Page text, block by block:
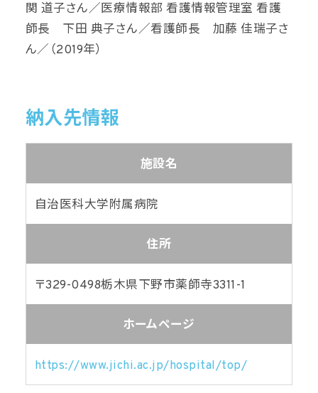
関 道子さん／医療情報部 看護情報管理室 看護
師長 下田 典子さん／看護師長 加藤 佳瑞子さ
ん／（2019年）
納入先情報
施設名
自治医科大学附属病院
住所
〒329-0498栃木県下野市薬師寺3311-1
ホームページ
https://www.jichi.ac.jp/hospital/top/